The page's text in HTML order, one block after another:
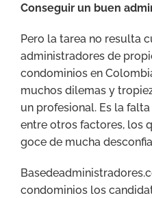
Conseguir un buen
Pero la tarea no resulta
administradores de
condominios en
muchos dilemas y
un profesional. Es la
entre otros factores, los
goce de mucha
condominios los